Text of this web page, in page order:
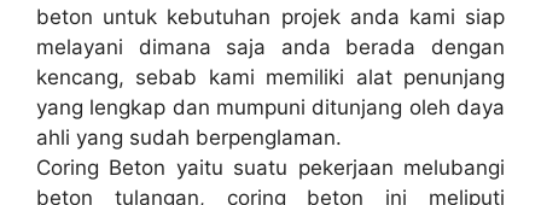
beton untuk kebutuhan projek anda kami siap
melayani dimana saja anda berada dengan
kencang, sebab kami memiliki alat penunjang
yang lengkap dan mumpuni ditunjang oleh daya
ahli yang sudah berpenglaman.
Coring Beton yaitu suatu pekerjaan melubangi
beton tulangan, coring beton ini meliputi